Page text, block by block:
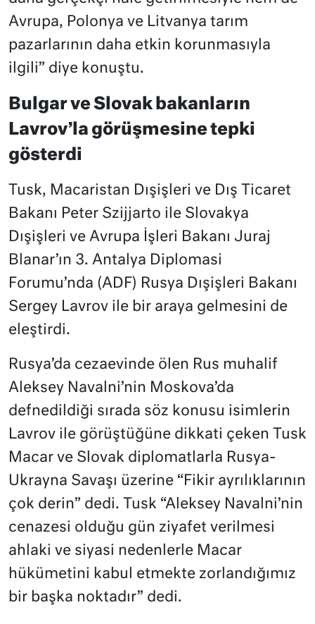
Avrupa, Polonya ve Litvanya tarım
pazarlarının daha etkin korunmasıyla
ilgili” diye konuştu.
Bulgar ve Slovak bakanların
Lavrov’la görüşmesine tepki
gösterdi
Tusk, Macaristan Dışişleri ve Dış Ticaret
Bakanı Peter Szijjarto ile Slovakya
Dışişleri ve Avrupa İşleri Bakanı Juraj
Blanar’ın 3. Antalya Diplomasi
Forumu’nda (ADF) Rusya Dışişleri Bakanı
Sergey Lavrov ile bir araya gelmesini de
eleştirdi.
Rusya’da cezaevinde ölen Rus muhalif
Aleksey Navalni’nin Moskova’da
defnedildiği sırada söz konusu isimlerin
Lavrov ile görüştüğüne dikkati çeken Tusk
Macar ve Slovak diplomatlarla Rusya-
Ukrayna Savaşı üzerine “Fikir ayrılıklarının
çok derin” dedi. Tusk “Aleksey Navalni’nin
cenazesi olduğu gün ziyafet verilmesi
ahlaki ve siyasi nedenlerle Macar
hükümetini kabul etmekte zorlandığımız
bir başka noktadır” dedi.